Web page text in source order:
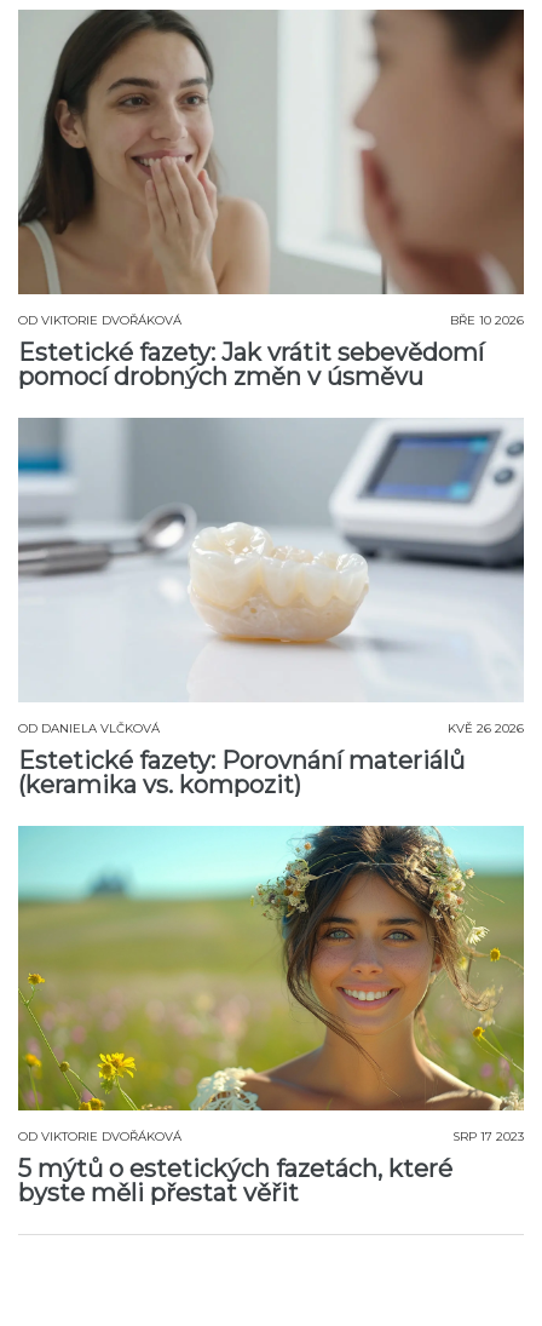
OD VIKTORIE DVOŘÁKOVÁ BŘE 10 2026
Estetické fazety: Jak vrátit sebevědomí
pomocí drobných změn v úsměvu
OD DANIELA VLČKOVÁ KVĚ 26 2026
Estetické fazety: Porovnání materiálů
(keramika vs. kompozit)
OD VIKTORIE DVOŘÁKOVÁ SRP 17 2023
5 mýtů o estetických fazetách, které
byste měli přestat věřit